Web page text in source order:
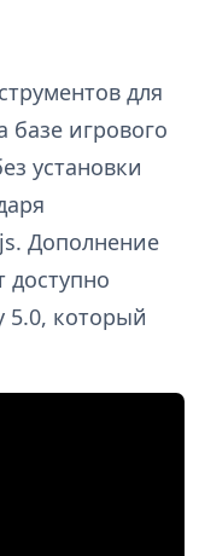
для
базе игрового
установки
Дополнение
доступно
5.0, который